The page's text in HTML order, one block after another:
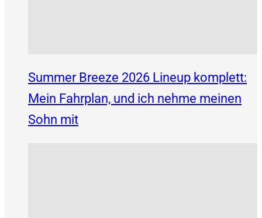
Summer Breeze 2026 Lineup komplett:
Mein Fahrplan, und ich nehme meinen
Sohn mit